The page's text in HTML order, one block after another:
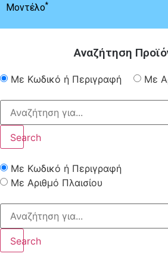
Μοντέλο*
Αναζήτηση
Με Κωδικό ή Περιγραφή Με
Search
Με Κωδικό ή Περιγραφή
Με Αριθμό Πλαισίου
Search